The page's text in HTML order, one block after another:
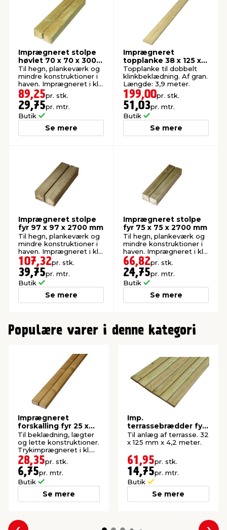
Imprægneret stolpe
høvlet 70 x 70 x 3000
mm
Til hegn, plankeværk og
mindre konstruktioner i
haven. Imprægneret i kl.
NTR A.
89,25pr. stk.
29,75pr. mtr.
Butik
Se mere
Imprægneret
topplanke 38 x 125 x
3900 mm
Topplanke til dobbelt
klinkbeklædning. Af gran.
Længde: 3,9 meter.
199,00pr. stk.
51,03pr. mtr.
Butik
Se mere
Imprægneret stolpe
fyr 97 x 97 x 2700 mm
Til hegn, plankeværk og
mindre konstruktioner i
haven. Imprægneret i kl.
NTR A.
107,32pr. stk.
39,75pr. mtr.
Butik
Se mere
Imprægneret stolpe
fyr 75 x 75 x 2700 mm
Til hegn, plankeværk og
mindre konstruktioner i
haven. Imprægneret i kl.
NTR A.
66,82pr. stk.
24,75pr. mtr.
Butik
Se mere
1
Populære varer i denne kategori
Imprægneret
forskalling fyr 25 x
50 x 4200 mm
Til beklædning, lægter
og lette konstruktioner.
Trykimprægneret i kl.
NTR AB.
28,35pr. stk.
6,75pr. mtr.
Butik
Se mere
Imp.
terrassebrædder fyr
32 x 125 mm x 4,2
meter
Til anlæg af terrasse. 32
x 125 mm x 4,2 meter.
61,95pr. stk.
14,75pr. mtr.
Butik
Se mere